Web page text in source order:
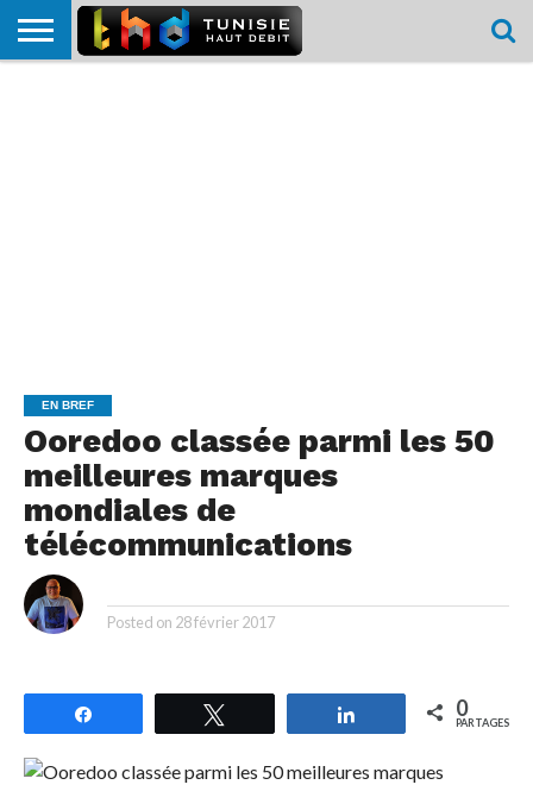
EN BREF
Ooredoo classée parmi les 50
meilleures marques
mondiales de
télécommunications
Posted on 28 février 2017
Partagez 0
PARTAGES